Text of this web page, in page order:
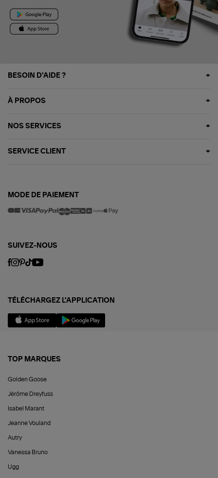
BESOIN D'AIDE ?
À PROPOS
NOS SERVICES
SERVICE CLIENT
MODE DE PAIEMENT
SUIVEZ-NOUS
TÉLÉCHARGEZ L'APPLICATION
TOP MARQUES
Golden Goose
Jérôme Dreyfuss
Isabel Marant
Jeanne Vouland
Autry
Vanessa Bruno
Ugg